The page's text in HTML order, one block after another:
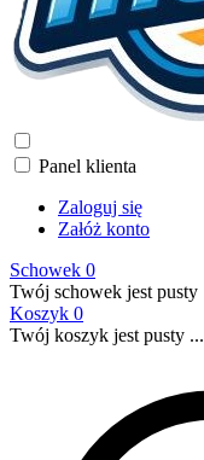
Panel klienta
Zaloguj się
Załóż konto
Schowek 0
Twój schowek jest pusty
Koszyk 0
Twój koszyk jest pusty ...